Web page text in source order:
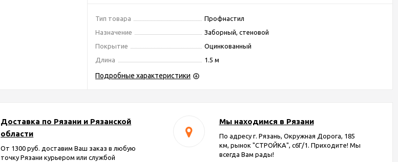
Тип товара
Профнастил
Назначение
Заборный, стеновой
Покрытие
Оцинкованный
Длина
1.5 м
Подробные характеристики
Доставка по Рязани и Рязанской
области
От 1300 руб. доставим Ваш заказ в любую
точку Рязани курьером или службой
Мы находимся в Рязани
По адресу г. Рязань, Окружная Дорога, 185
км, рынок "СТРОЙКА", с6Г/1. Приходите! Мы
всегда Вам рады!